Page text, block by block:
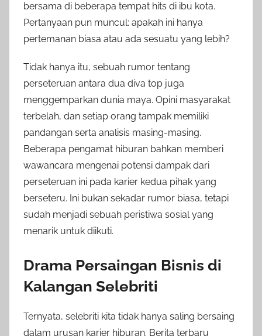
bersama di beberapa tempat hits di ibu kota.
Pertanyaan pun muncul: apakah ini hanya
pertemanan biasa atau ada sesuatu yang lebih?
Tidak hanya itu, sebuah rumor tentang
perseteruan antara dua diva top juga
menggemparkan dunia maya. Opini masyarakat
terbelah, dan setiap orang tampak memiliki
pandangan serta analisis masing-masing.
Beberapa pengamat hiburan bahkan memberi
wawancara mengenai potensi dampak dari
perseteruan ini pada karier kedua pihak yang
berseteru. Ini bukan sekadar rumor biasa, tetapi
sudah menjadi sebuah peristiwa sosial yang
menarik untuk diikuti.
Drama Persaingan Bisnis di
Kalangan Selebriti
Ternyata, selebriti kita tidak hanya saling bersaing
dalam urusan karier hiburan. Berita terbaru